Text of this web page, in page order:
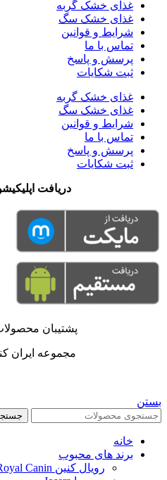
غذای خشک گربه
غذای خشک سگ
شرایط و قوانین
تماس با ما
پرسش و پاسخ
ثبت شکایات
غذای خشک گربه
غذای خشک سگ
شرایط و قوانین
تماس با ما
پرسش و پاسخ
ثبت شکایات
دریافت
پشتیبان
مجموعه ایران
بستن
خانه
برند های محبوب
رویال کنین Royal Canin